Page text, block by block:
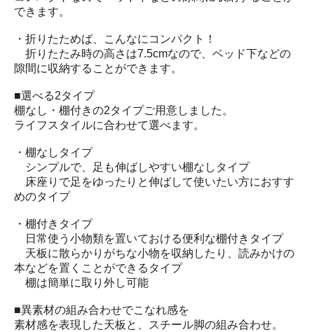
できます。
・折りたためば、こんなにコンパクト！
折りたたみ時の高さは7.5cmなので、ベッド下などの
隙間に収納することができます。
■選べる2タイプ
棚なし・棚付きの2タイプご用意しました。
ライフスタイルに合わせて選べます。
・棚なしタイプ
シンプルで、足も伸ばしやすい棚なしタイプ
床座りで足をゆったりと伸ばして使いたい方におすす
めのタイプ
・棚付きタイプ
日常使う小物類を置いておける便利な棚付きタイプ
天板に散らかりがちな小物を収納したり、読みかけの
本などを置くことができるタイプ
棚は簡単に取り外し可能
■異素材の組み合わせでこなれ感を
素材感を表現した天板と、スチール脚の組み合わせ。